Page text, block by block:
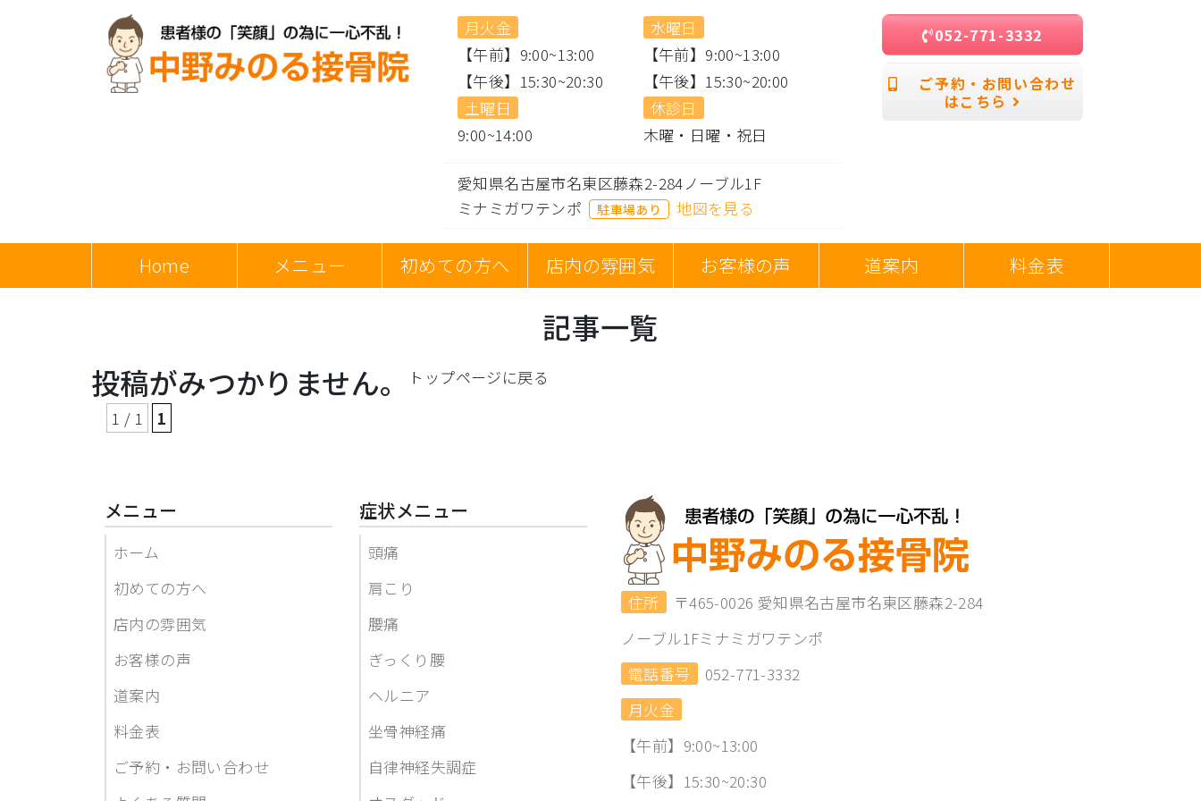
月火金
【午前】9:00~13:00
【午後】15:30~20:30
水曜日
【午前】9:00~13:00
【午後】15:30~20:00
土曜日
9:00~14:00
休診日
木曜・日曜・祝日
愛知県名古屋市名東区藤森2-284ノーブル1F
ミナミガワテンポ
駐車場あり 地図を見る
052-771-3332
ご予約・お問い合わせ
はこちら
Home メニュー 初めての方へ 店内の雰囲気 お客様の声 道案内 料金表
記事一覧
投稿がみつかりません。
トップページに戻る
1 / 1
1
メニュー
ホーム
初めての方へ
店内の雰囲気
お客様の声
道案内
料金表
ご予約・お問い合わせ
症状メニュー
頭痛
肩こり
腰痛
ぎっくり腰
ヘルニア
坐骨神経痛
自律神経失調症
住所
〒465-0026 愛知県名古屋市名東区藤森2-284
ノーブル1Fミナミガワテンポ
電話番号
052-771-3332
月火金
【午前】9:00~13:00
【午後】15:30~20:30